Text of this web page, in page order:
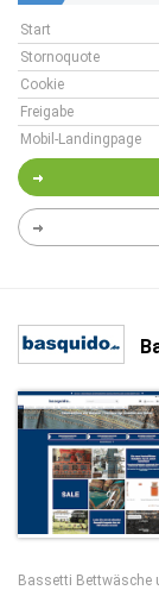
Start
Stornoquote
Cookie
Freigabe
Mobil-Landingpage
Bassetti Bettwäsche